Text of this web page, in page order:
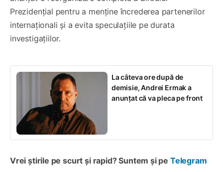
Prezidențial pentru a menține încrederea partenerilor
internaționali și a evita speculațiile pe durata
investigațiilor.
La câteva ore după de
demisie, Andrei Ermak a
anunțat că va pleca pe front
Vrei știrile pe scurt și rapid? Suntem și pe Telegram